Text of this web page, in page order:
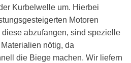
Kurbelwelle um. Hierbei
Motoren
abzufangen, sind spezielle
nötig, da
die Biege machen. Wir liefern